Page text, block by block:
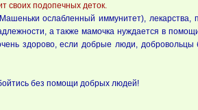
своих подопечных деток.
ослабленный иммунитет), лекарства,
а также мамочка нуждается в
здорово, если добрые люди, добровольцы
без помощи добрых людей!